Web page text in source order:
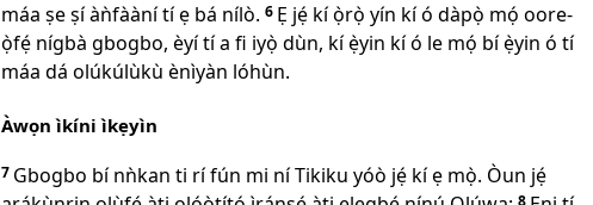
máa ṣe ṣí àǹfààní tí ẹ bá nílò. 6 Ẹ jẹ́ kí ọ̀rọ̀ yín kí ó dàpọ̀ mọ́ oore-
ọ̀fẹ́ nígbà gbogbo, èyí tí a fi iyọ̀ dùn, kí ẹ̀yin kí ó le mọ́ bí ẹ̀yin ó tí
máa dá olúkúlùkù ènìyàn lóhùn.
Àwọn ìkíni ìkẹyìn
7 Gbogbo bí nǹkan ti rí fún mi ní Tikiku yóò jẹ́ kí ẹ mọ̀. Òun jẹ́
8